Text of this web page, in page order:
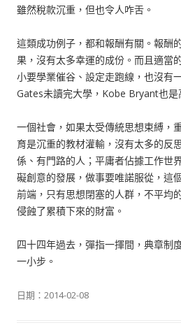
雖然稅款沉重，但也令人咋舌。
這類成功例子，都和報酬有關。報酬
果，沒有太多幸運的成份。而且適當
小要學業催谷、設定走跑線，也沒有
Gates未讀完大學，Kobe Bryant也是
一個社會，如果太受傳統思想束縛，
育是沉重的教材灌輸，沒有太多的反
係、有門路的人；平庸者佔據工作世
礙創意的發展，做事要唯諾服從，這
前端，只有思想閉塞的人群，不平均
侵蝕了累積下來的財富。
四十四年過去，彈指一揮間，典章制
一小步。
日期： 2014-02-08